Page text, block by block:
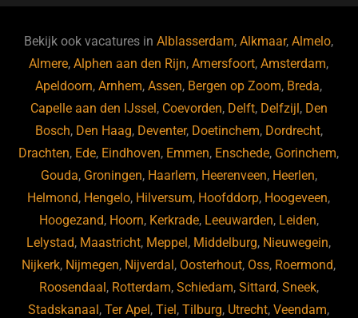
b
o
o
k
ky dI
n
Bekijk ook vacatures inAlblasserdam,Alkmaar,Almelo,
Almere,Alphen aan den Rijn,Amersfoort,Amsterdam,
Apeldoorn,Arnhem,Assen, Bergen op Zoom, Breda,
Capelle aan den IJssel , Coevorden, Delft, Delfzijl , Den
Bosch, Den Haag, Deventer, Doetinchem, Dordrecht,
Drachten, Ede, Eindhoven, Emmen, Enschede, Gorinchem,
Gouda, Groningen, Haarlem, Heerenveen, Heerlen,
Helmond, Hengelo, Hilversum, Hoofddorp, Hoogeveen,
Hoogezand, Hoorn, Kerkrade, Leeuwarden, Leiden,
Lelystad, Maastricht, Meppel , Middelburg, Nieuwegein,
Nijkerk, Nijmegen, Nijverdal , Oosterhout, Oss, Roermond,
Roosendaal , Rotterdam, Schiedam, Sittard, Sneek,
Stadskanaal ,Ter Apel ,Tiel ,Tilburg, Utrecht,Veendam,